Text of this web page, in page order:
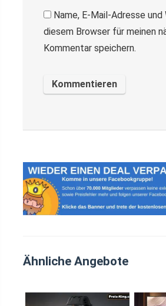
Name, E-Mail-Adresse
diesem Browser für meinen
Kommentar speichern.
Ähnliche Angebote